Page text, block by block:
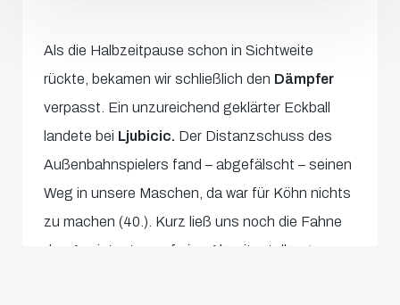
Als die Halbzeitpause schon in Sichtweite
rückte, bekamen wir schließlich den Dämpfer
verpasst. Ein unzureichend geklärter Eckball
landete bei Ljubicic. Der Distanzschuss des
Außenbahnspielers fand – abgefälscht – seinen
Weg in unsere Maschen, da war für Köhn nichts
zu machen (40.). Kurz ließ uns noch die Fahne
des Assistenten auf eine Abseitsstellung